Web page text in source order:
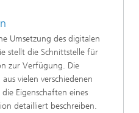
Umsetzung des digitalen
stellt die Schnittstelle für
zur Verfügung. Die
vielen verschiedenen
Eigenschaften eines
detailliert beschreiben.